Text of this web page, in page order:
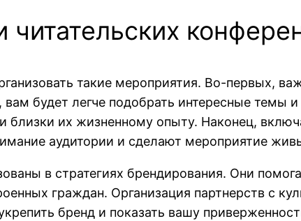
такие мероприятия. Во-первых,
будет легче подобрать интересные темы
их жизненному опыту. Наконец,
аудитории и сделают мероприятие
в стратегиях брендирования. Они
граждан. Организация партнерств с
бренд и показать вашу